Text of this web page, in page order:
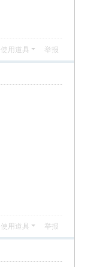
使用道具 举报
使用道具 举报